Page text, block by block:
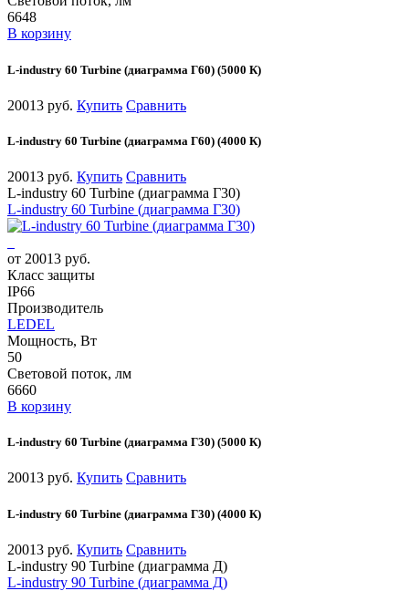
6648
В корзину
L-industry 60 Turbine (диаграмма Г60) (5000 К)
20013 руб. Купить Сравнить
L-industry 60 Turbine (диаграмма Г60) (4000 К)
20013 руб. Купить Сравнить
L-industry 60 Turbine (диаграмма Г30)
L-industry 60 Turbine (диаграмма Г30)
от 20013 руб.
Класс защиты
IP66
Производитель
LEDEL
Мощность, Вт
50
Световой поток, лм
6660
В корзину
L-industry 60 Turbine (диаграмма Г30) (5000 К)
20013 руб. Купить Сравнить
L-industry 60 Turbine (диаграмма Г30) (4000 К)
20013 руб. Купить Сравнить
L-industry 90 Turbine (диаграмма Д)
L-industry 90 Turbine (диаграмма Д)